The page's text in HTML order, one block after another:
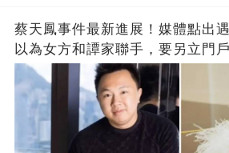
蔡天鳳事件最新進展！媒體點出
以為女方和譚家聯手，要另立門戶